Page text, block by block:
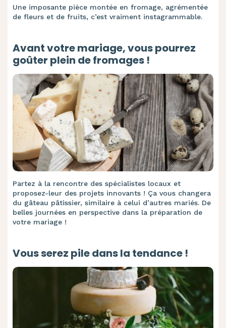
Une imposante pièce montée en fromage, agrémentée
de fleurs et de fruits, c’est vraiment instagrammable.
Avant votre mariage, vous pourrez
goûter plein de fromages !
Partez à la rencontre des spécialistes locaux et
proposez-leur des projets innovants ! Ça vous changera
du gâteau pâtissier, similaire à celui d’autres mariés. De
belles journées en perspective dans la préparation de
votre mariage !
Vous serez pile dans la tendance !